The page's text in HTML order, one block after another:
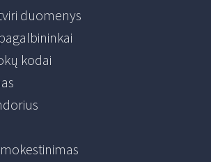
duomenys
kodai